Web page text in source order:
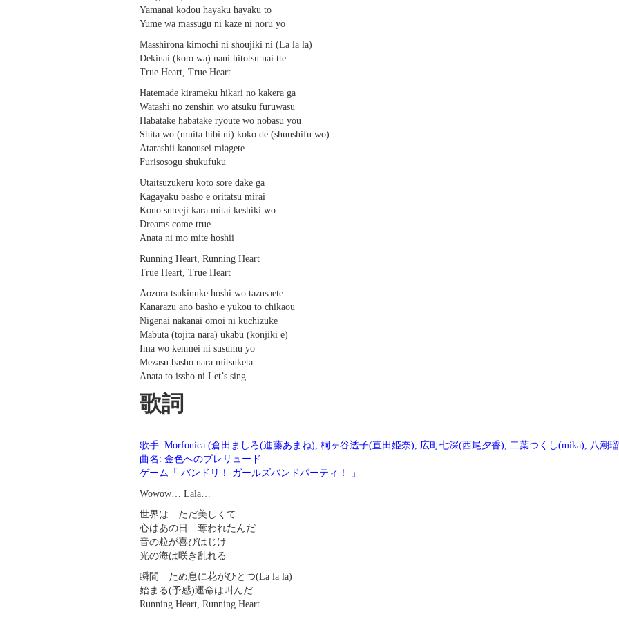
Yamanai kodou hayaku hayaku to
Yume wa massugu ni kaze ni noru yo
Masshirona kimochi ni shoujiki ni (La la la)
Dekinai (koto wa) nani hitotsu nai tte
True Heart, True Heart
Hatemade kirameku hikari no kakera ga
Watashi no zenshin wo atsuku furuwasu
Habatake habatake ryoute wo nobasu you
Shita wo (muita hibi ni) koko de (shuushifu wo)
Atarashii kanousei miagete
Furisosogu shukufuku
Utaitsuzukeru koto sore dake ga
Kagayaku basho e oritatsu mirai
Kono suteeji kara mitai keshiki wo
Dreams come true…
Anata ni mo mite hoshii
Running Heart, Running Heart
True Heart, True Heart
Aozora tsukinuke hoshi wo tazusaete
Kanarazu ano basho e yukou to chikaou
Nigenai nakanai omoi ni kuchizuke
Mabuta (tojita nara) ukabu (konjiki e)
Ima wo kenmei ni susumu yo
Mezasu basho nara mitsuketa
Anata to issho ni Let’s sing
歌詞
歌手: Morfonica (倉田ましろ(進藤あまね), 桐ヶ谷透子(直田姫奈), 広町七深(西尾夕香), 二葉つくし(mika), 八潮瑠
曲名: 金色へのプレリュード
ゲーム「 バンドリ！ ガールズバンドパーティ！ 」
Wowow… Lala…
世界は ただ美しくて
心はあの日 奪われたんだ
音の粒が喜びはじけ
光の海は咲き乱れる
瞬間 ため息に花がひとつ(La la la)
始まる(予感)運命は叫んだ
Running Heart, Running Heart